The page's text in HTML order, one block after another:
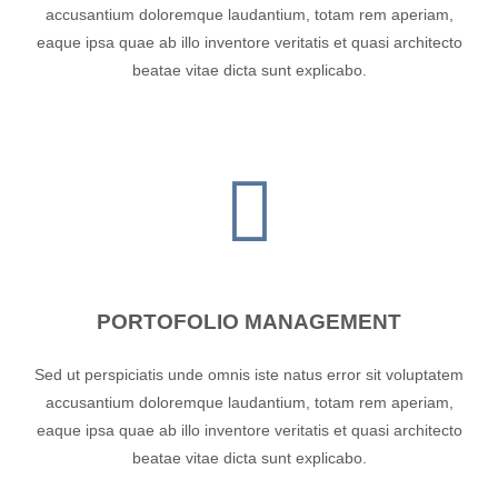
accusantium doloremque laudantium, totam rem aperiam,
eaque ipsa quae ab illo inventore veritatis et quasi architecto
beatae vitae dicta sunt explicabo.
PORTOFOLIO MANAGEMENT
Sed ut perspiciatis unde omnis iste natus error sit voluptatem
accusantium doloremque laudantium, totam rem aperiam,
eaque ipsa quae ab illo inventore veritatis et quasi architecto
beatae vitae dicta sunt explicabo.